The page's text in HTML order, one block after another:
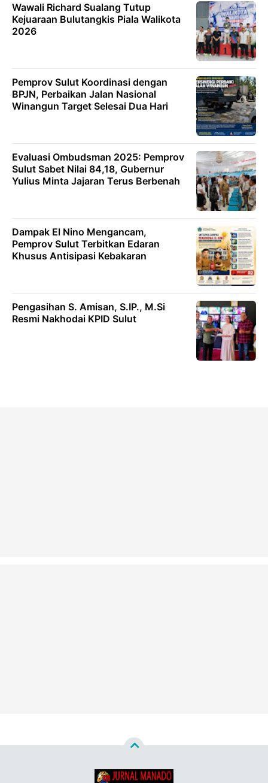
Wawali Richard Sualang Tutup
Kejuaraan Bulutangkis Piala Walikota
2026
Pemprov Sulut Koordinasi dengan
BPJN, Perbaikan Jalan Nasional
Winangun Target Selesai Dua Hari
Evaluasi Ombudsman 2025: Pemprov
Sulut Sabet Nilai 84,18, Gubernur
Yulius Minta Jajaran Terus Berbenah
Dampak El Nino Mengancam,
Pemprov Sulut Terbitkan Edaran
Khusus Antisipasi Kebakaran
Pengasihan S. Amisan, S.IP., M.Si
Resmi Nakhodai KPID Sulut